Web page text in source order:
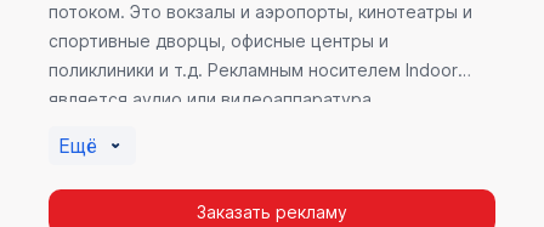
потоком. Это вокзалы и аэропорты, кинотеатры и
спортивные дворцы, офисные центры и
поликлиники и т.д. Рекламным носителем Indoor
является аудио или видеоаппаратура,
эффективность приносит такой вид рекламы в
местах продаж, поскольку воздействие на
покупателя в момент выбора товара наиболее
Ещё
Заказать рекламу